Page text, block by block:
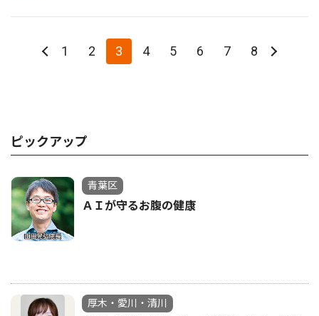
1 2 3 4 5 6 7 8
ピックアップ
青葉区
ＡＩが守るお腹の健康
厚木・愛川・清川